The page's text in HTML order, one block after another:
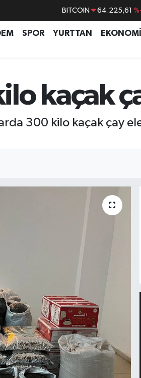
BITCOIN 64.225,61
DOLAR 47,7143
GRAM ALTIN
BİST100 13.799
SPOR YURTTAN EKONOMİ
kaçak
300 kilo kaçak çay